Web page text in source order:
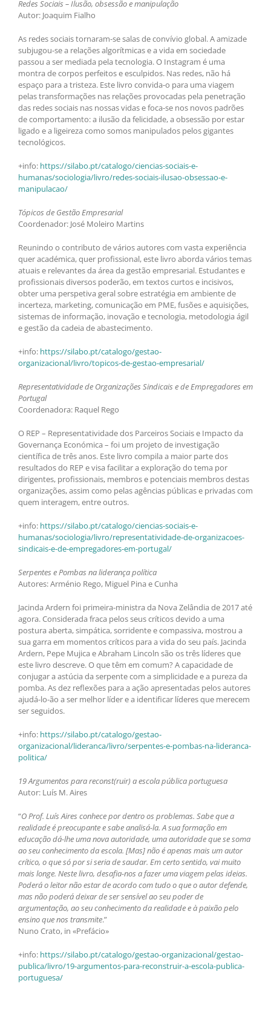
Redes Sociais – Ilusão, obsessão e manipulação
Autor: Joaquim Fialho
As redes sociais tornaram-se salas de convívio global. A amizade
subjugou-se a relações algorítmicas e a vida em sociedade
passou a ser mediada pela tecnologia. O Instagram é uma
montra de corpos perfeitos e esculpidos. Nas redes, não há
espaço para a tristeza. Este livro convida-o para uma viagem
pelas transformações nas relações provocadas pela penetração
das redes sociais nas nossas vidas e foca-se nos novos padrões
de comportamento: a ilusão da felicidade, a obsessão por estar
ligado e a ligeireza como somos manipulados pelos gigantes
tecnológicos.
+info: https://silabo.pt/catalogo/ciencias-sociais-e-
humanas/sociologia/livro/redes-sociais-ilusao-obsessao-e-
manipulacao/
Tópicos de Gestão Empresarial
Coordenador: José Moleiro Martins
Reunindo o contributo de vários autores com vasta experiência
quer académica, quer profissional, este livro aborda vários temas
atuais e relevantes da área da gestão empresarial. Estudantes e
profissionais diversos poderão, em textos curtos e incisivos,
obter uma perspetiva geral sobre estratégia em ambiente de
incerteza, marketing, comunicação em PME, fusões e aquisições,
sistemas de informação, inovação e tecnologia, metodologia ágil
e gestão da cadeia de abastecimento.
+info: https://silabo.pt/catalogo/gestao-
organizacional/livro/topicos-de-gestao-empresarial/
Representatividade de Organizações Sindicais e de Empregadores em
Portugal
Coordenadora: Raquel Rego
O REP – Representatividade dos Parceiros Sociais e Impacto da
Governança Económica – foi um projeto de investigação
científica de três anos. Este livro compila a maior parte dos
resultados do REP e visa facilitar a exploração do tema por
dirigentes, profissionais, membros e potenciais membros destas
organizações, assim como pelas agências públicas e privadas com
quem interagem, entre outros.
+info: https://silabo.pt/catalogo/ciencias-sociais-e-
humanas/sociologia/livro/representatividade-de-organizacoes-
sindicais-e-de-empregadores-em-portugal/
Serpentes e Pombas na liderança política
Autores: Arménio Rego, Miguel Pina e Cunha
Jacinda Ardern foi primeira-ministra da Nova Zelândia de 2017 até
agora. Considerada fraca pelos seus críticos devido a uma
postura aberta, simpática, sorridente e compassiva, mostrou a
sua garra em momentos críticos para a vida do seu país. Jacinda
Ardern, Pepe Mujica e Abraham Lincoln são os três líderes que
este livro descreve. O que têm em comum? A capacidade de
conjugar a astúcia da serpente com a simplicidade e a pureza da
pomba. As dez reflexões para a ação apresentadas pelos autores
ajudá-lo-ão a ser melhor líder e a identificar líderes que merecem
ser seguidos.
+info: https://silabo.pt/catalogo/gestao-
organizacional/lideranca/livro/serpentes-e-pombas-na-lideranca-
politica/
19 Argumentos para reconst(ruir) a escola pública portuguesa
Autor: Luís M. Aires
“O Prof. Luís Aires conhece por dentro os problemas. Sabe que a
realidade é preocupante e sabe analisá-la. A sua formação em
educação dá-lhe uma nova autoridade, uma autoridade que se soma
ao seu conhecimento da escola. [Mas] não é apenas mais um autor
crítico, o que só por si seria de saudar. Em certo sentido, vai muito
mais longe. Neste livro, desafia-nos a fazer uma viagem pelas ideias.
Poderá o leitor não estar de acordo com tudo o que o autor defende,
mas não poderá deixar de ser sensível ao seu poder de
argumentação, ao seu conhecimento da realidade e à paixão pelo
ensino que nos transmite.”
Nuno Crato, in «Prefácio»
+info: https://silabo.pt/catalogo/gestao-organizacional/gestao-
publica/livro/19-argumentos-para-reconstruir-a-escola-publica-
portuguesa/